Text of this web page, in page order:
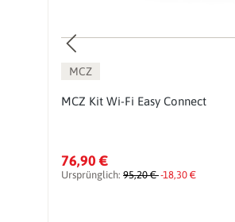
MCZ
MCZ Kit Wi-Fi Easy Connect
76,90 €
Ursprünglich: 95,20 €-18,30 €